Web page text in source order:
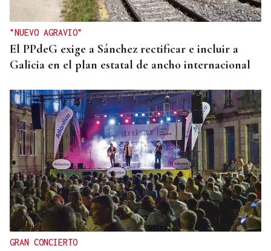
"NUEVO AGRAVIO"
El PPdeG exige a Sánchez rectificar e incluir a
Galicia en el plan estatal de ancho internacional
GRAN CONCIERTO